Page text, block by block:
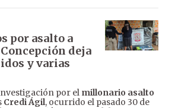
por asalto a
deja
y varias
por el millonario asalto
Credi Ágil, ocurrido el pasado 30 de